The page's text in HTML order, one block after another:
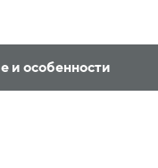
и особенности